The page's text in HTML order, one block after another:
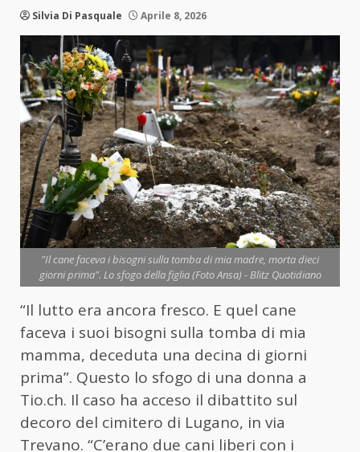
Silvia Di Pasquale Aprile 8, 2026
"Il cane faceva i bisogni sulla tomba di mia madre, morta dieci
giorni prima". Lo sfogo della figlia (Foto Ansa) - Blitz Quotidiano
“Il lutto era ancora fresco. E quel cane
faceva i suoi bisogni sulla tomba di mia
mamma, deceduta una decina di giorni
prima”. Questo lo sfogo di una donna a
Tio.ch. Il caso ha acceso il dibattito sul
decoro del cimitero di Lugano, in via
Trevano. “C’erano due cani liberi con i